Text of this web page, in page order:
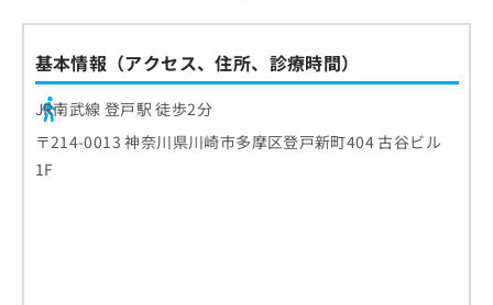
基本情報（アクセス、住所、診療時間）
JR南武線 登戸駅 徒歩2分
〒214-0013 神奈川県川崎市多摩区登戸新町404 古谷ビル
1F